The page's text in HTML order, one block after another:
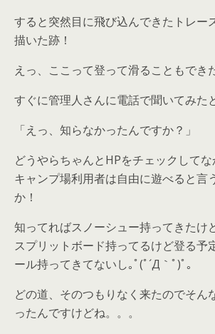
すると突然目に飛び込んできたトレー
描いた跡！
えっ、ここって登って滑ることもでき
すぐに管理人さんに電話で聞いてみた
「えっ、知らなかったんですか？」
どうやらちゃんとHPをチェックしてな
キャンプ場利用者は自由に遊べると言
か！
知ってればスノーシュー持ってきたけ
スプリットボード持ってるけど登る予
ール持ってきてないし｡ﾟ(ﾟ´Д ｀ﾟ)ﾟ｡
どの道、そのつもりなく来たのでそん
ったんですけどね。。。